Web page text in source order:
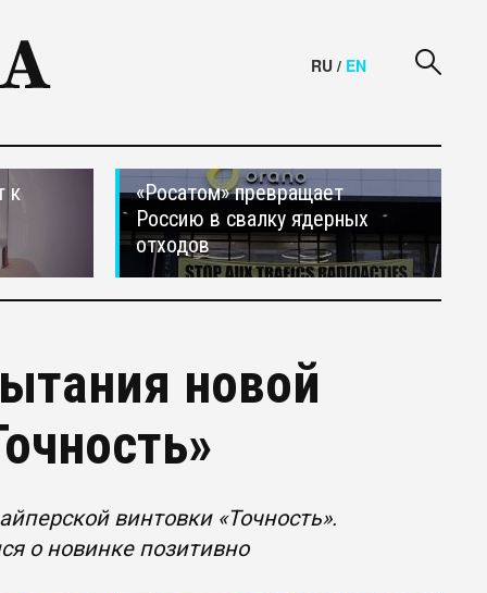
RU / EN
к
«Росатом» превращает
Россию в свалку ядерных
отходов
новой
винтовки «Точность».
о новинке позитивно